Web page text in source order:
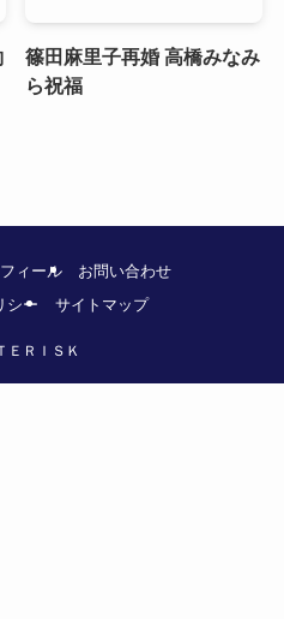
篠田麻里子再婚 高橋みなみ
ら祝福
ィール
お問い合わせ
シー
サイトマップ
ＥＲＩＳＫ